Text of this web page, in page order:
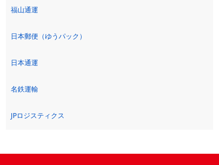
福山通運
日本郵便（ゆうパック）
日本通運
名鉄運輸
JPロジスティクス